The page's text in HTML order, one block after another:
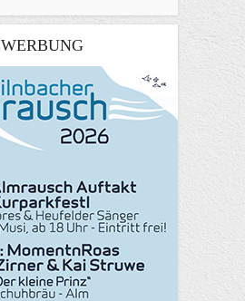
WERBUNG